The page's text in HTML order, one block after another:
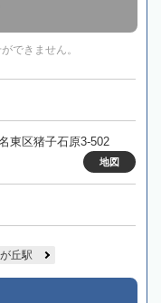
できません。
東区猪子石原3-502
地図
丘駅